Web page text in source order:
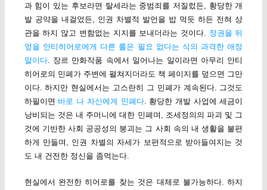
과 힘이 있는 후보라면 탈세라는 중범죄를 저질렀든, 황당한 개
발 공약을 내걸었든, 인권 차별적 발언을 밥 먹듯 하든 전혀 상
관을 하지 않고 변함없는 지지를 보내더라는 것이다. 정권을 뒤
엎을 안티히어로에게 다른 룰은 필요 없다는 식의 과격한 애정
말이다. 장르 만화작품 속에서 일어나는 일이라면 아무리 안티
히어로의 민폐가 주변에 펼쳐지더라도 책 페이지를 덮으면 그만
이다. 하지만 현실에서는 고스란히 그 민폐가 계속된다. 그것도
하필이면 바로 나 자신에게 민폐다. 황당한 개발 사업에 세금이
낭비되는 것은 내 주머니에 대한 민폐며, 조세정의의 파괴 및 그
것에 기반한 사회 공공성의 붕괴는 그 사회 속의 내 생활을 불편
하게 만들며, 인권 차별의 자세가 보편적으로 받아들여지는 것
도 내 건전한 정신을 좀먹는다.
현실에서 완전한 히어로를 찾는 것은 대체로 불가능하다. 하지